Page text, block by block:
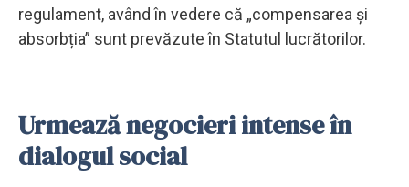
regulament, având în vedere că „compensarea și
absorbția” sunt prevăzute în Statutul lucrătorilor.
Urmează negocieri intense în
dialogul social